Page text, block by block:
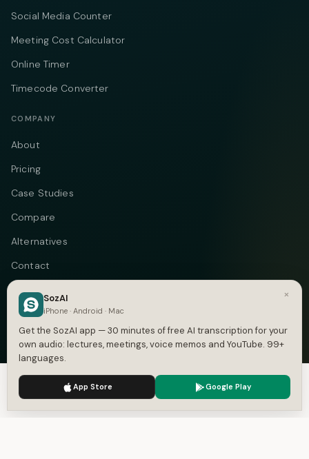
Social Media Counter
Meeting Cost Calculator
Online Timer
Timecode Converter
COMPANY
About
Pricing
Case Studies
Compare
Alternatives
Contact
Blog
Privacy
Terms
DMCA
We use cookies to enhance your experience.
×
SozAI
iPhone · Android · Mac
Get the SozAI app — 30 minutes of free AI transcription for your
own audio: lectures, meetings, voice memos and YouTube. 99+
languages.
App Store Google Play